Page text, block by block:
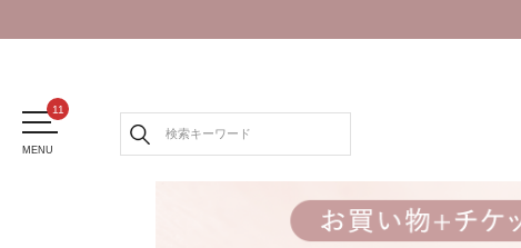
MENU